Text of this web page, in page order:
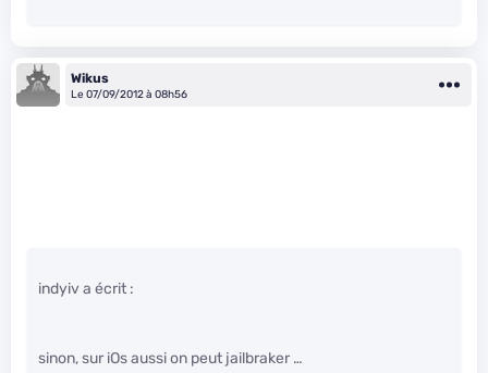
Wikus
Le 07/09/2012 à 08h56
indyiv a écrit :
sinon, sur iOs aussi on peut jailbraker …